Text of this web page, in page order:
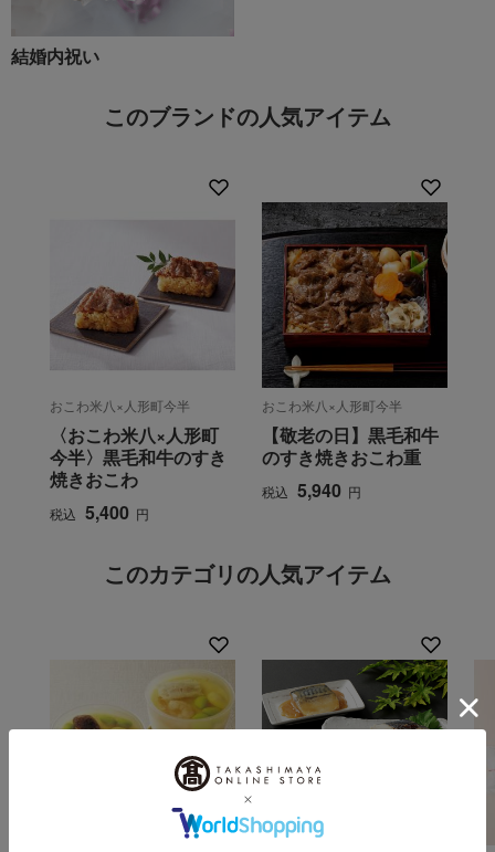
結婚内祝い
このブランドの人気アイテム
おこわ米八×人形町今半
〈おこわ米八×人形町
今半〉黒毛和牛のすき
焼きおこわ
税込 5,400 円
おこわ米八×人形町今半
【敬老の日】黒毛和牛
のすき焼きおこわ重
税込 5,940 円
このカテゴリの人気アイテム